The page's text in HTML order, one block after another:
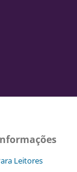
Leitores